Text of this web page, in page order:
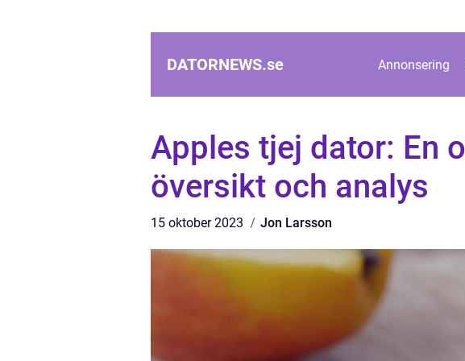
DATORNEWS.se Annonsering
Apples tjej dator: En
översikt och analys
15 oktober 2023 Jon Larsson